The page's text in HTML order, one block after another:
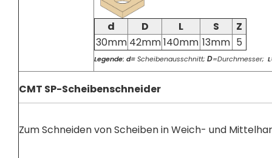
d D L S
Z
30mm 42mm140mm 13mm 5
Legende: d=Scheibenausschnitt;D=Durchmesser;
CMT SP-Scheibenschneider
Zum Schneiden von Scheiben in Weich- und